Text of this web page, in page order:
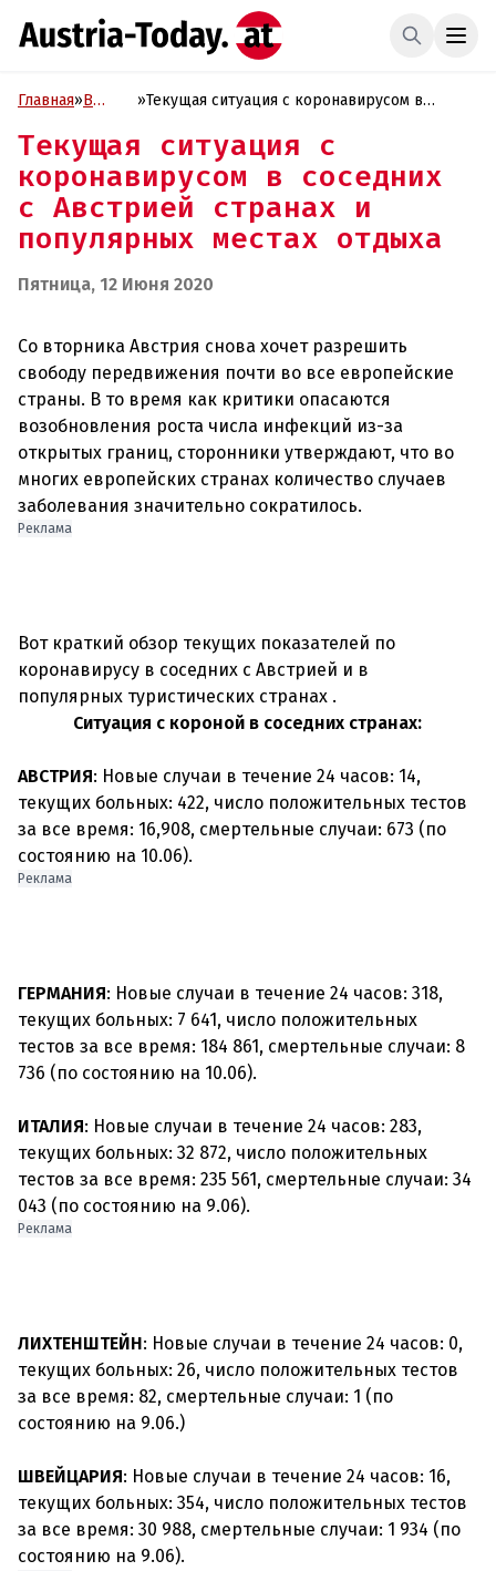
Главная»В
»Текущая ситуация с коронавирусом в
местах отдыха
Текущая ситуация с
коронавирусом в соседних
с Австрией странах и
популярных местах отдыха
Пятница, 12 Июня 2020
Со вторника Австрия снова хочет разрешить
свободу передвижения почти во все европейские
страны. В то время как критики опасаются
возобновления роста числа инфекций из-за
открытых границ, сторонники утверждают, что во
многих европейских странах количество случаев
Реклама
Вот краткий обзор текущих показателей по
коронавирусу в соседних с Австрией и в
Ситуация с короной в соседних странах:
АВСТРИЯ: Новые случаи в течение 24 часов: 14,
текущих больных: 422, число положительных тестов
за все время: 16,908, смертельные случаи: 673 (по
Реклама
ГЕРМАНИЯ: Новые случаи в течение 24 часов: 318,
текущих больных: 7 641, число положительных
тестов за все время: 184 861, смертельные случаи: 8
736 (по состоянию на 10.06).
ИТАЛИЯ: Новые случаи в течение 24 часов: 283,
текущих больных: 32 872, число положительных
тестов за все время: 235 561, смертельные случаи: 34
Реклама
ЛИХТЕНШТЕЙН: Новые случаи в течение 24 часов: 0,
текущих больных: 26, число положительных тестов
за все время: 82, смертельные случаи: 1 (по
состоянию на 9.06.)
ШВЕЙЦАРИЯ: Новые случаи в течение 24 часов: 16,
текущих больных: 354, число положительных тестов
за все время: 30 988, смертельные случаи: 1 934 (по